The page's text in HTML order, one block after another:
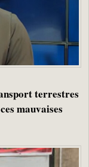
terrestres
mauvaises